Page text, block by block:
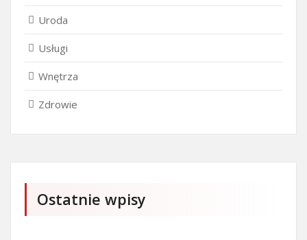
Uroda
Usługi
Wnętrza
Zdrowie
Ostatnie wpisy